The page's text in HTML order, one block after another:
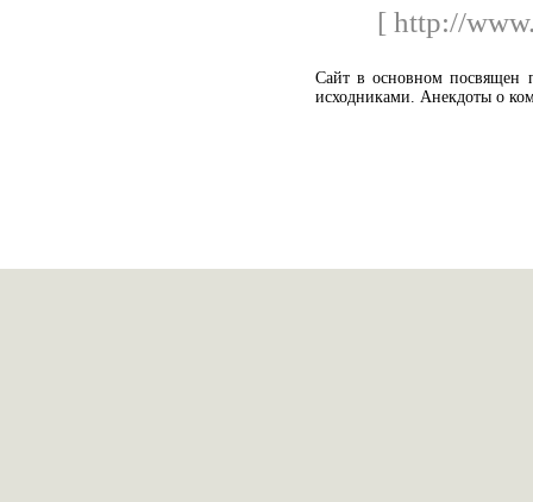
[ http://
Сайт в основном посвящен
исходниками. Анекдоты о